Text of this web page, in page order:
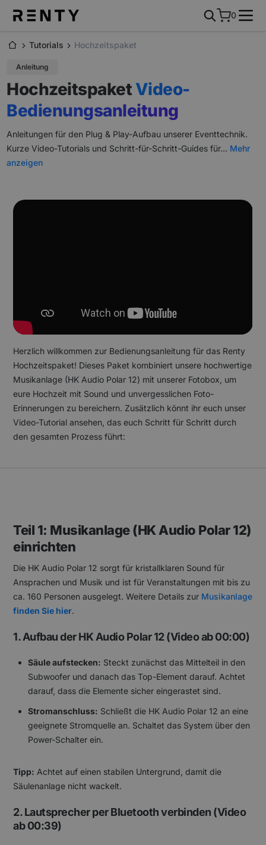
0
Tutorials Hochzeitspaket
Anleitung
Hochzeitspaket Video-
Bedienungsanleitung
Anleitungen für den Plug & Play-Aufbau unserer Eventtechnik.
Kurze Video-Tutorials und Schritt-für-Schritt-Guides für... Mehr
anzeigen
Herzlich willkommen zur Bedienungsanleitung für das Renty
Hochzeitspaket! Dieses Paket kombiniert unsere hochwertige
Musikanlage (HK Audio Polar 12) mit unserer Fotobox, um
eure Hochzeit mit Sound und unvergesslichen Foto-
Erinnerungen zu bereichern. Zusätzlich könnt ihr euch unser
Video-Tutorial ansehen, das euch Schritt für Schritt durch
den gesamten Prozess führt:
Teil 1: Musikanlage (HK Audio Polar 12)
einrichten
Die HK Audio Polar 12 sorgt für kristallklaren Sound für
Ansprachen und Musik und ist für Veranstaltungen mit bis zu
ca. 160 Personen ausgelegt. Weitere Details zur Musikanlage
finden Sie hier.
1. Aufbau der HK Audio Polar 12 (Video ab 00:00)
Säule aufstecken: Steckt zunächst das Mittelteil in den
Subwoofer und danach das Top-Element darauf. Achtet
darauf, dass die Elemente sicher eingerastet sind.
Stromanschluss: Schließt die HK Audio Polar 12 an eine
geeignete Stromquelle an. Schaltet das System über den
Power-Schalter ein.
Tipp: Achtet auf einen stabilen Untergrund, damit die
Säulenanlage nicht wackelt.
2. Lautsprecher per Bluetooth verbinden (Video
ab 00:39)